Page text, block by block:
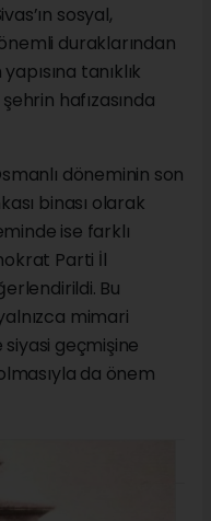
sosyal,
duraklarından
tanıklık
hafızasında
döneminin son
binası olarak
ise farklı
Parti İl
Bu
mimari
siyasi geçmişine
da önem